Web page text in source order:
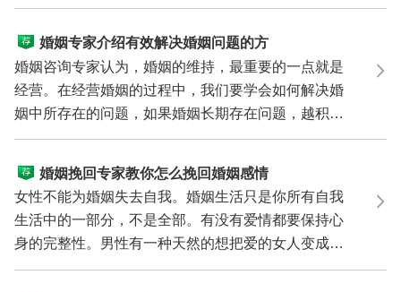
了一个难以...
婚姻专家介绍有效解决婚姻问题的方
法
婚姻咨询专家认为，婚姻的维持，最重要的一点就是
经营。在经营婚姻的过程中，我们要学会如何解决婚
姻中所存在的问题，如果婚姻长期存在问题，越积越
深，那就...
婚姻挽回专家教你怎么挽回婚姻感情
女性不能为婚姻失去自我。婚姻生活只是你所有自我
生活中的一部分，不是全部。有没有爱情都要保持心
身的完整性。男性有一种天然的想把爱的女人变成自
己附属品...